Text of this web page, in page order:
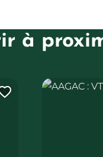
à
Ajouter cette
AAGAC : VTC